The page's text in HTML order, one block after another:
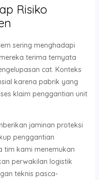
Risiko
sering menghadapi
terima ternyata
cat. Konteks
karena pabrik yang
klaim penggantian unit
jaminan proteksi
penggantian
tim kami menemukan
perwakilan logistik
teknis pasca-